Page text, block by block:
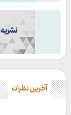
آخرین نظرات